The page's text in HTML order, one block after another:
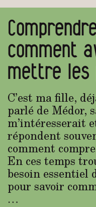
comment
mettre les
C’est ma fille,
parlé de Médor,
m’intéresserait
répondent
comment
En ces temps
besoin essentiel
pour savoir
…